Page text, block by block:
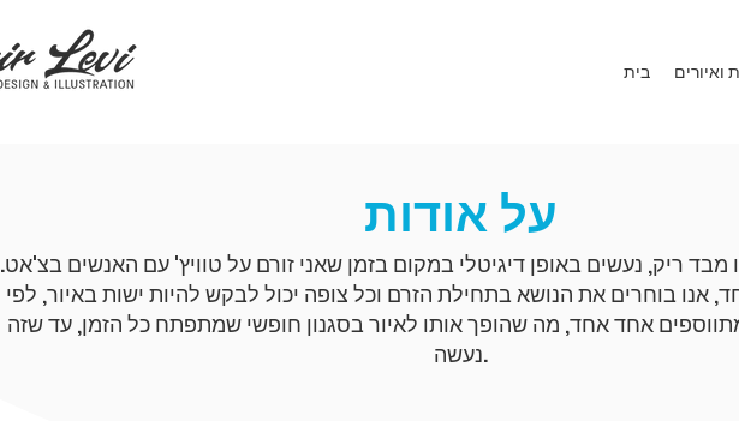
בית ואיורים
על אודות
מבד ריק, נעשים באופן דיגיטלי במקום בזמן שאני זורם על טוויץ' עם האנשים בצ'אט.
אנו בוחרים את הנושא בתחילת הזרם וכל צופה יכול לבקש להיות ישות באיור, לפי
אחד אחד, מה שהופך אותו לאיור בסגנון חופשי שמתפתח כל הזמן, עד שזה
נעשה.